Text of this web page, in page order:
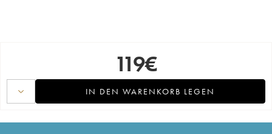
119€
IN DEN WARENKORB LEGEN